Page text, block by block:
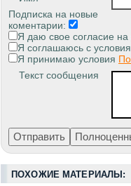
Подписка на новые
коментарии:
Я даю свое согласие на
Я соглашаюсь с
Я принимаю условия
Текст сообщения
ПОХОЖИЕ МАТЕРИАЛЫ: